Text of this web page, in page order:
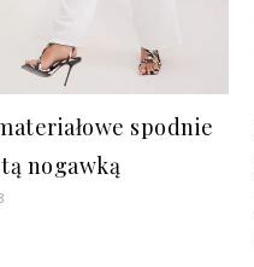
spodnie
nogawką